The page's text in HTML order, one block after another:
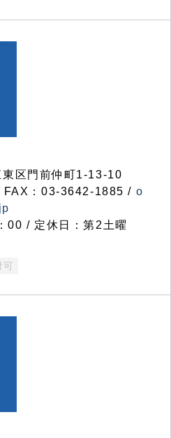
区門前仲町1-13-10
：03-3642-1885 / o
00 / 定休日：第2土曜
可